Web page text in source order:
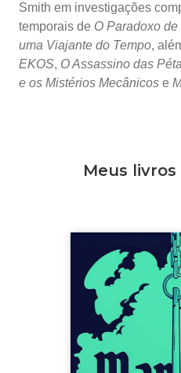
Smith em investigações
temporais de O Paradoxo de
uma Viajante do Tempo,
EKOS, O Assassino das
e os Mistérios Mecânicos e
Meus livros